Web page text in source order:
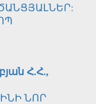
Հ.Հ.,
ՆՈՐ